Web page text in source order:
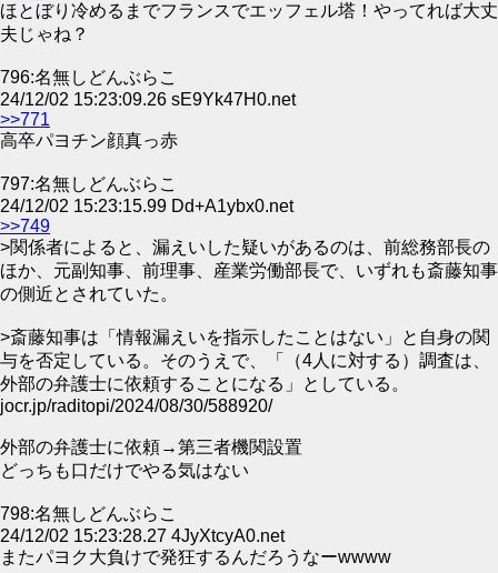
ほとぼり冷めるまでフランスでエッフェル塔！やってれば大丈
夫じゃね？
796:名無しどんぶらこ
24/12/02 15:23:09.26 sE9Yk47H0.net
>>771
高卒パヨチン顔真っ赤
797:名無しどんぶらこ
24/12/02 15:23:15.99 Dd+A1ybx0.net
>>749
>関係者によると、漏えいした疑いがあるのは、前総務部長の
ほか、元副知事、前理事、産業労働部長で、いずれも斎藤知事
の側近とされていた。
>斎藤知事は「情報漏えいを指示したことはない」と自身の関
与を否定している。そのうえで、「（4人に対する）調査は、
外部の弁護士に依頼することになる」としている。
jocr.jp/raditopi/2024/08/30/588920/
外部の弁護士に依頼→第三者機関設置
どっちも口だけでやる気はない
798:名無しどんぶらこ
24/12/02 15:23:28.27 4JyXtcyA0.net
またパヨク大負けで発狂するんだろうなーwwww